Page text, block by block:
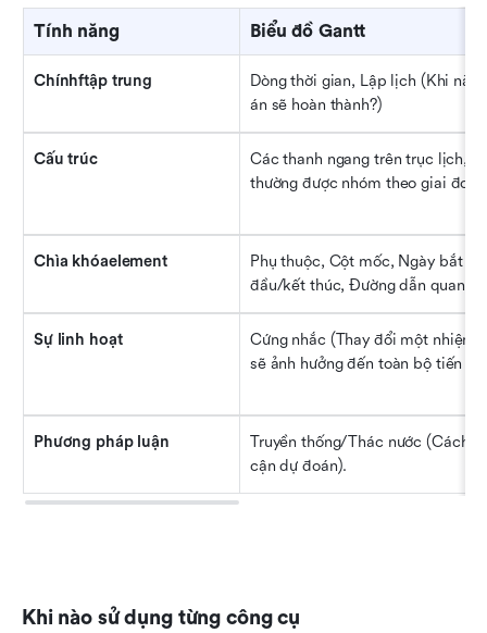
Tính năng Biểu đồ Gantt
Chínhftập trung
Dòng thời gian, Lập lịch (Khi nào
án sẽ hoàn thành?)
Cấu trúc
Các thanh ngang trên trục lịch,
thường được nhóm theo giai
Chìa khóaelement
Phụ thuộc, Cột mốc, Ngày bắt
đầu/kết thúc, Đường dẫn quan
Sự linh hoạt
Cứng nhắc (Thay đổi một nhiệm
sẽ ảnh hưởng đến toàn bộ tiến
Phương pháp luận
Truyền thống/Thác nước (Cách
cận dự đoán).
Khi nào sử dụng từng công cụ